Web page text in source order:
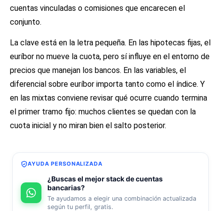
cuentas vinculadas o comisiones que encarecen el
conjunto.
La clave está en la letra pequeña. En las hipotecas fijas, el
euríbor no mueve la cuota, pero sí influye en el entorno de
precios que manejan los bancos. En las variables, el
diferencial sobre euríbor importa tanto como el índice. Y
en las mixtas conviene revisar qué ocurre cuando termina
el primer tramo fijo: muchos clientes se quedan con la
cuota inicial y no miran bien el salto posterior.
AYUDA PERSONALIZADA
¿Buscas el mejor stack de cuentas
bancarias?
Te ayudamos a elegir una combinación actualizada
según tu perfil, gratis.